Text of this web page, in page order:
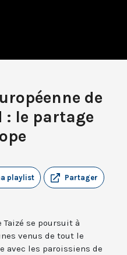
de
: le partage
Partager
playlist
Taizé se poursuit à
venus de tout le
avec les paroissiens de